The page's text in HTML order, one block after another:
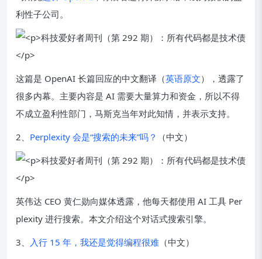
利性子公司。
这篇是 OpenAI 长篇回应的中文翻译（英语原文），透露了
很多内幕。主要内容是 AI 需要大量算力和资金，所以不得
不成立盈利性部门，马斯克当年对此知情，并表示支持。
2、 Perplexity 会是“搜索的未来”吗？ （中文）
英伟达 CEO 黄仁勋向媒体透露，他每天都使用 AI 工具 Per
plexity 进行搜索。本文介绍这个对话式搜索引擎。
3、 入行 15 年，我还是觉得编程很难 （中文）